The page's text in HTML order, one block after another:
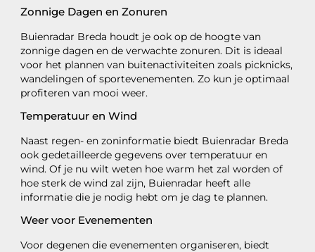
Zonnige Dagen en Zonuren
Buienradar Breda houdt je ook op de hoogte van
zonnige dagen en de verwachte zonuren. Dit is ideaal
voor het plannen van buitenactiviteiten zoals picknicks,
wandelingen of sportevenementen. Zo kun je optimaal
profiteren van mooi weer.
Temperatuur en Wind
Naast regen- en zoninformatie biedt Buienradar Breda
ook gedetailleerde gegevens over temperatuur en
wind. Of je nu wilt weten hoe warm het zal worden of
hoe sterk de wind zal zijn, Buienradar heeft alle
informatie die je nodig hebt om je dag te plannen.
Weer voor Evenementen
Voor degenen die evenementen organiseren, biedt